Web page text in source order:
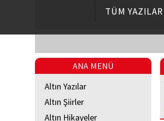
TÜM YAZILAR
ANA MENÜ
Altın Yazılar
Altın Şiirler
Altın Hikayeler